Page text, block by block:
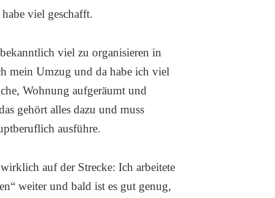
viel geschafft.
viel zu organisieren in
mein Umzug und da habe ich viel
Wohnung aufgeräumt und
gehört alles dazu und muss
ausführe.
auf der Strecke: Ich arbeitete
weiter und bald ist es gut genug,